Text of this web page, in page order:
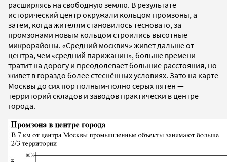
расширяясь на свободную землю. В результате
исторический центр окружали кольцом промзоны, а
затем, когда жителям становилось тесновато, за
промзонами новым кольцом строились высотные
микрорайоны. «Средний москвич» живет дальше от
центра, чем «средний парижанин», больше времени
тратит на дорогу и преодолевает большие расстояния, но
живет в гораздо более стеснённых условиях. Зато на карте
Москвы до сих пор полным-полно серых пятен —
территорий складов и заводов практически в центре
города.